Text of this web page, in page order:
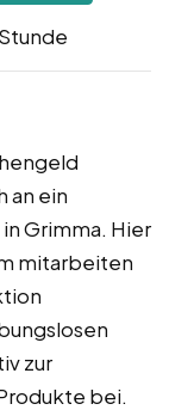
an ein
Grimma. Hier
mitarbeiten
zur
bei.